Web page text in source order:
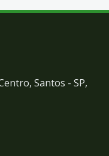
Santos - SP,